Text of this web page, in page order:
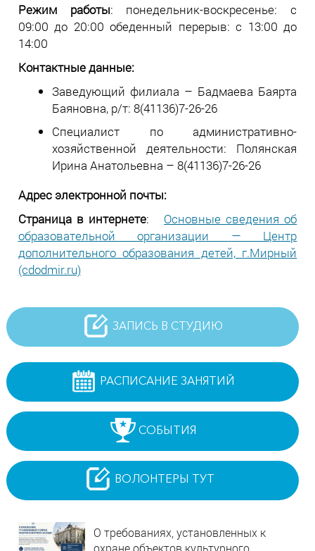
Режим работы: понедельник-воскресенье: c
09:00 до 20:00 обеденный перерыв: с 13:00 до
14:00
Контактные данные:
Заведующий филиала – Бадмаева Баярта
Баяновна, р/т: 8(41136)7-26-26
Специалист по административно-
хозяйственной деятельности: Полянская
Ирина Анатольевна – 8(41136)7-26-26
Адрес электронной почты:
Страница в интернете: Основные сведения об
образовательной организации — Центр
дополнительного образования детей, г.Мирный
(cdodmir.ru)
ЗАПИСЬ В СТУДИЮ
РАСПИСАНИЕ ЗАНЯТИЙ
СОБЫТИЯ
ВОЛОНТЕРЫ ТУТ
О требованиях, установленных к